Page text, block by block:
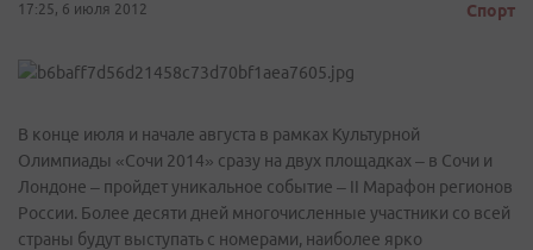
17:25, 6 июля 2012 Спорт
В конце июля и начале августа в рамках Культурной
Олимпиады «Сочи 2014» сразу на двух площадках – в Сочи и
Лондоне – пройдет уникальное событие – II Марафон регионов
России. Более десяти дней многочисленные участники со всей
страны будут выступать с номерами, наиболее ярко